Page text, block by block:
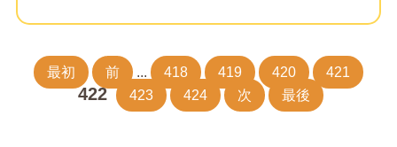
最初 前 ... 418 419 420 421
422 423 424 次 最後